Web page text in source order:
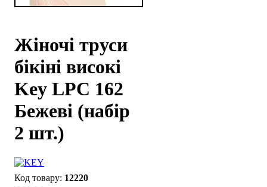
Жіночі труси
бікіні високі
Key LPC 162
Бежеві (набір
2 шт.)
12220